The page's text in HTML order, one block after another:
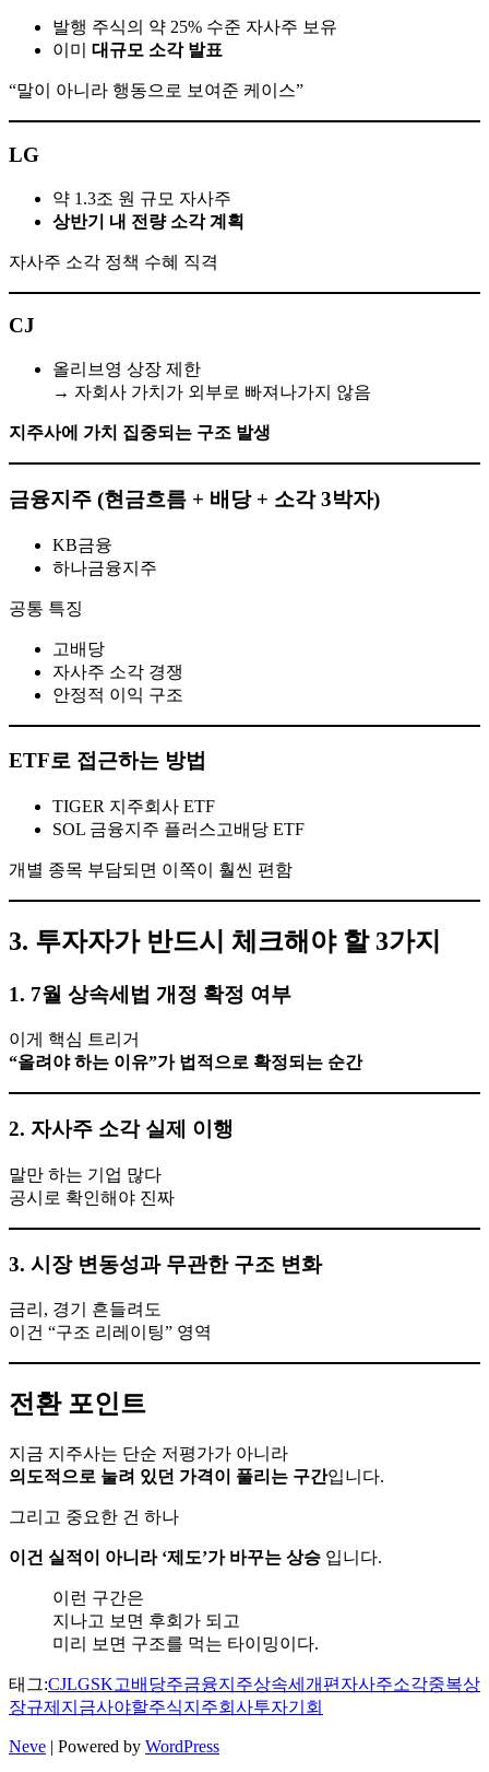
발행 주식의 약 25% 수준 자사주 보유
이미 대규모 소각 발표
“말이 아니라 행동으로 보여준 케이스”
LG
약 1.3조 원 규모 자사주
상반기 내 전량 소각 계획
자사주 소각 정책 수혜 직격
CJ
올리브영 상장 제한
→ 자회사 가치가 외부로 빠져나가지 않음
지주사에 가치 집중되는 구조 발생
금융지주 (현금흐름 + 배당 + 소각 3박자)
KB금융
하나금융지주
공통 특징
고배당
자사주 소각 경쟁
안정적 이익 구조
ETF로 접근하는 방법
TIGER 지주회사 ETF
SOL 금융지주 플러스고배당 ETF
개별 종목 부담되면 이쪽이 훨씬 편함
3. 투자자가 반드시 체크해야 할 3가지
1. 7월 상속세법 개정 확정 여부
이게 핵심 트리거
“올려야 하는 이유”가 법적으로 확정되는 순간
2. 자사주 소각 실제 이행
말만 하는 기업 많다
공시로 확인해야 진짜
3. 시장 변동성과 무관한 구조 변화
금리, 경기 흔들려도
이건 “구조 리레이팅” 영역
전환 포인트
지금 지주사는 단순 저평가가 아니라
의도적으로 눌려 있던 가격이 풀리는 구간입니다.
그리고 중요한 건 하나
이건 실적이 아니라 ‘제도’가 바꾸는 상승 입니다.
이런 구간은
지나고 보면 후회가 되고
미리 보면 구조를 먹는 타이밍이다.
태그:CJLGSK고배당주금융지주상속세개편 자사주소각중복상
장규제 지금사야할주식지주회사투자기회
Neve | Powered by WordPress